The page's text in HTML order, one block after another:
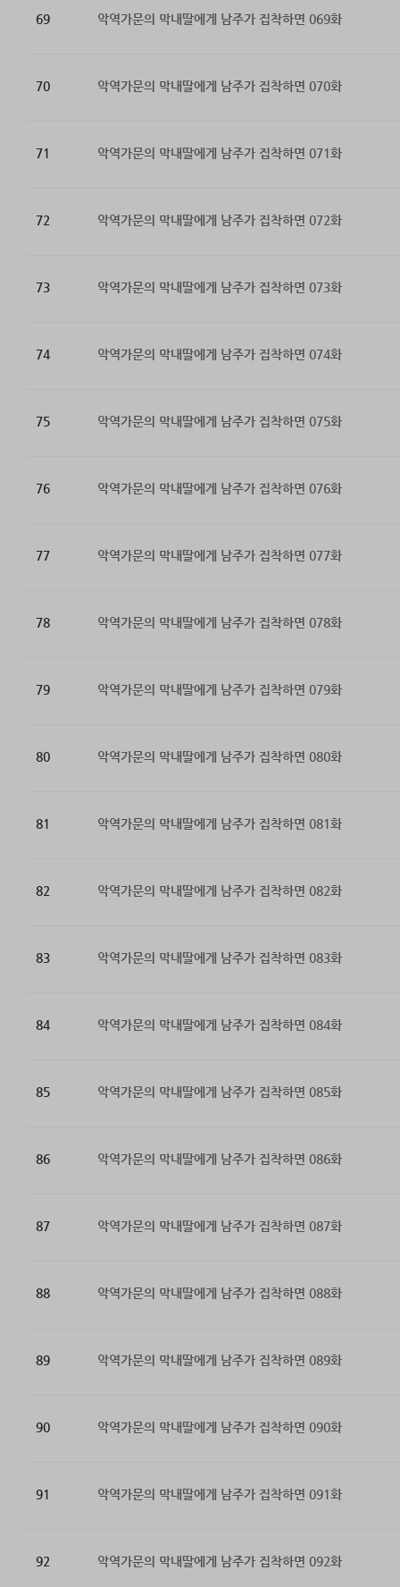
69 악역가문의 막내딸에게 남주가 집착하면 069화
70 악역가문의 막내딸에게 남주가 집착하면 070화
71 악역가문의 막내딸에게 남주가 집착하면 071화
72 악역가문의 막내딸에게 남주가 집착하면 072화
73 악역가문의 막내딸에게 남주가 집착하면 073화
74 악역가문의 막내딸에게 남주가 집착하면 074화
75 악역가문의 막내딸에게 남주가 집착하면 075화
76 악역가문의 막내딸에게 남주가 집착하면 076화
77 악역가문의 막내딸에게 남주가 집착하면 077화
78 악역가문의 막내딸에게 남주가 집착하면 078화
79 악역가문의 막내딸에게 남주가 집착하면 079화
80 악역가문의 막내딸에게 남주가 집착하면 080화
81 악역가문의 막내딸에게 남주가 집착하면 081화
82 악역가문의 막내딸에게 남주가 집착하면 082화
83 악역가문의 막내딸에게 남주가 집착하면 083화
84 악역가문의 막내딸에게 남주가 집착하면 084화
85 악역가문의 막내딸에게 남주가 집착하면 085화
86 악역가문의 막내딸에게 남주가 집착하면 086화
87 악역가문의 막내딸에게 남주가 집착하면 087화
88 악역가문의 막내딸에게 남주가 집착하면 088화
89 악역가문의 막내딸에게 남주가 집착하면 089화
90 악역가문의 막내딸에게 남주가 집착하면 090화
91 악역가문의 막내딸에게 남주가 집착하면 091화
92 악역가문의 막내딸에게 남주가 집착하면 092화